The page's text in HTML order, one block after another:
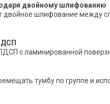
двойному шлифованию
шлифование между
с ламинированной
тумбу по группе и